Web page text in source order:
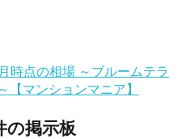
時点の相場 ～ブルームテラ
【マンションマニア】
の掲示板